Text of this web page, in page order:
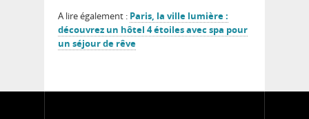
A lire également : Paris, la ville lumière :
découvrez un hôtel 4 étoiles avec spa pour
un séjour de rêve